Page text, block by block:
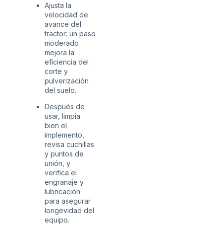
Ajusta la
velocidad de
avance del
tractor: un paso
moderado
mejora la
eficiencia del
corte y
pulverización
del suelo.
Después de
usar, limpia
bien el
implemento,
revisa cuchillas
y puntos de
unión, y
verifica el
engranaje y
lubricación
para asegurar
longevidad del
equipo.